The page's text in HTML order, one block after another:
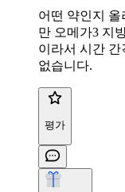
어떤 약인지 올
만 오메가3 지
이라서 시간 간
없습니다.
평가